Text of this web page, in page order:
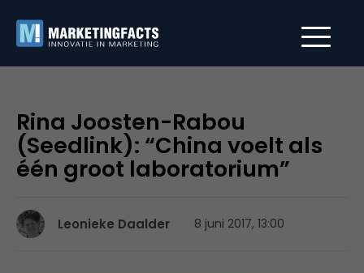
Rina Joosten-Rabou
(Seedlink): “China voelt als
één groot laboratorium”
Leonieke Daalder 8 juni 2017, 13:00